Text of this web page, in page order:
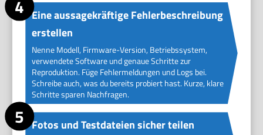
Eine aussagekräftige Fehlerbeschreibung
erstellen
Nenne Modell, Firmware-Version, Betriebssystem,
verwendete Software und genaue Schritte zur
Reproduktion. Füge Fehlermeldungen und Logs bei.
Schreibe auch, was du bereits probiert hast. Kurze, klare
Schritte sparen Nachfragen.
Fotos und Testdateien sicher teilen